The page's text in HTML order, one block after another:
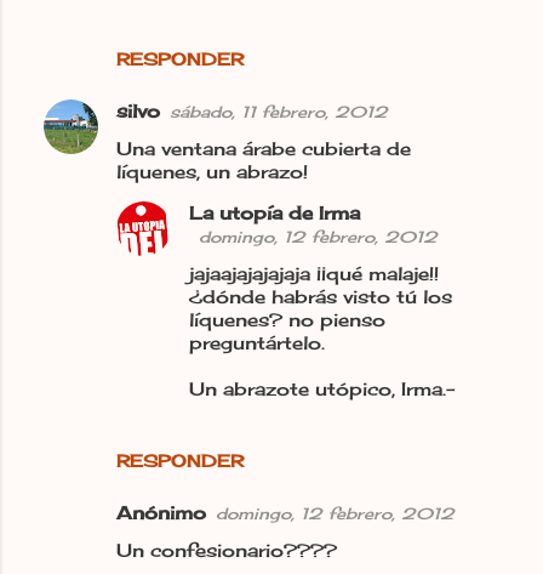
RESPONDER
silvo sábado, 11 febrero, 2012
Una ventana árabe cubierta de
líquenes, un abrazo!
RESPONDER
La utopía de Irma
domingo, 12 febrero, 2012
jajaajajajajaja ¡¡qué malaje!!
¿dónde habrás visto tú los
líquenes? no pienso
preguntártelo.
Un abrazote utópico, Irma.-
Anónimo domingo, 12 febrero, 2012
Un confesionario????